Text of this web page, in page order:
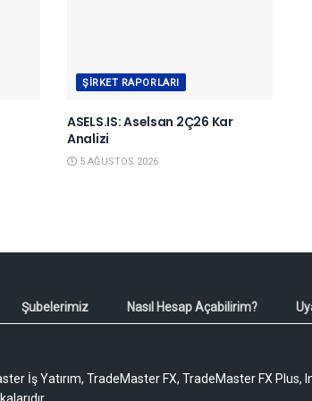
ŞIRKET RAPORLARI
ASELS.IS: Aselsan 2Ç26 Kar
Analizi
5 AĞUSTOS 2026
Şubelerimiz Nasıl Hesap Açabilirim?
İş Yatırım, TradeMaster FX, TradeMaster FX Plus,